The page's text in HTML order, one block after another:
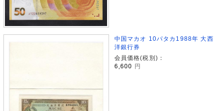
中国マカオ 10パタカ1988年 大西
洋銀行券
会員価格(税別)：
6,600
円